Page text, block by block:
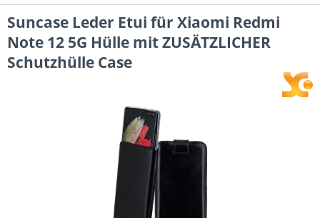
Suncase Leder Etui für Xiaomi Redmi
Note 12 5G Hülle mit ZUSÄTZLICHER
Schutzhülle Case